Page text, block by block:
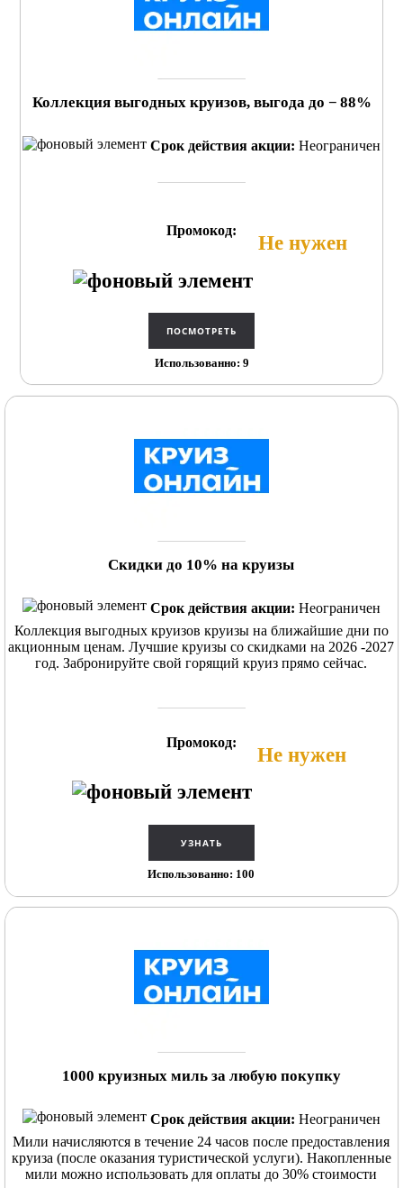
Коллекция выгодных круизов, выгода до − 88%
Срок действия акции: Неограничен
Промокод:
Не нужен
Использованно: 9
Скидки до 10% на круизы
Срок действия акции: Неограничен
Коллекция выгодных круизов круизы на ближайшие дни по
акционным ценам. Лучшие круизы со скидками на 2026 -2027
год. Забронируйте свой горящий круиз прямо сейчас.
Промокод:
Не нужен
Использованно: 100
1000 круизных миль за любую покупку
Срок действия акции: Неограничен
Мили начисляются в течение 24 часов после предоставления
круиза (после оказания туристической услуги). Накопленные
мили можно использовать для оплаты до 30% стоимости